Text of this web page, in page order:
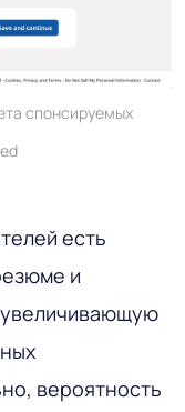
спонсируемых
есть
и
вероятность